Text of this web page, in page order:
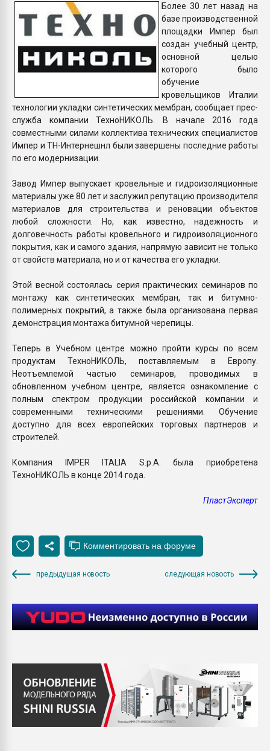
Более 30 лет назад на
базе производственной
площадки Импер был
создан учебный центр,
основной целью
которого было
обучение
кровельщиков Италии
технологии укладки синтетических мембран, сообщает прес-
служба компании ТехноНИКОЛЬ. В начале 2016 года
совместными силами коллектива технических специалистов
Импер и ТН-Интернешнл были завершены последние работы
по его модернизации.
Завод Импер выпускает кровельные и гидроизоляционные
материалы уже 80 лет и заслужил репутацию производителя
материалов для строительства и реновации объектов
любой сложности. Но, как известно, надежность и
долговечность работы кровельного и гидроизоляционного
покрытия, как и самого здания, напрямую зависит не только
от свойств материала, но и от качества его укладки.
Этой весной состоялась серия практических семинаров по
монтажу как синтетических мембран, так и битумно-
полимерных покрытий, а также была организована первая
демонстрация монтажа битумной черепицы.
Теперь в Учебном центре можно пройти курсы по всем
продуктам ТехноНИКОЛЬ, поставляемым в Европу.
Неотъемлемой частью семинаров, проводимых в
обновленном учебном центре, является ознакомление с
полным спектром продукции российской компании и
современными техническими решениями. Обучение
доступно для всех европейских торговых партнеров и
строителей.
Компания IMPER ITALIA S.p.A. была приобретена
ТехноНИКОЛЬ в конце 2014 года.
ПластЭксперт
предыдущая новость следующая новость